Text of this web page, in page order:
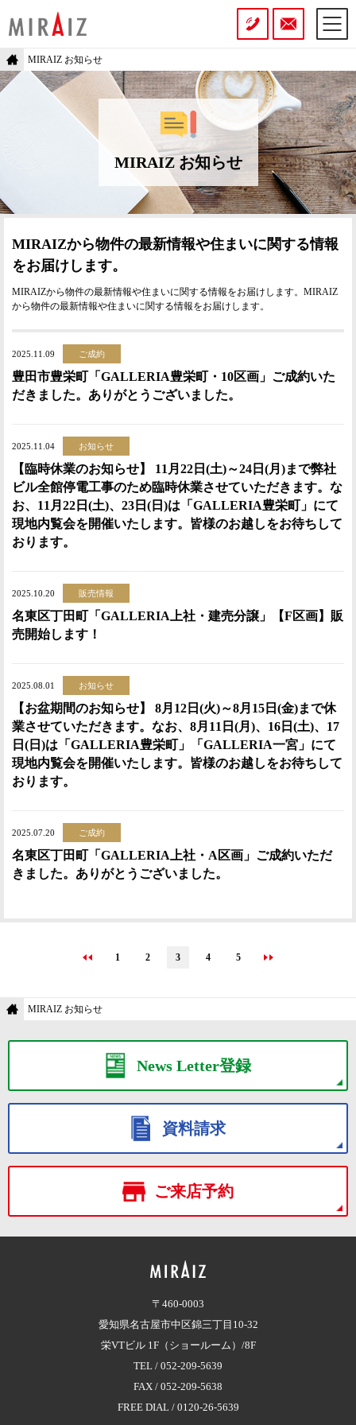
MIRAIZ お知らせ
MIRAIZ お知らせ
MIRAIZから物件の最新情報や住まいに関する情報
をお届けします。
MIRAIZから物件の最新情報や住まいに関する情報をお届けします。MIRAIZ
から物件の最新情報や住まいに関する情報をお届けします。
2025.11.09 ご成約
豊田市豊栄町「GALLERIA豊栄町・10区画」ご成約いた
だきました。ありがとうございました。
2025.11.04 お知らせ
【臨時休業のお知らせ】 11月22日(土)～24日(月)まで弊社
ビル全館停電工事のため臨時休業させていただきます。な
お、11月22日(土)、23日(日)は「GALLERIA豊栄町」にて
現地内覧会を開催いたします。皆様のお越しをお待ちして
おります。
2025.10.20 販売情報
名東区丁田町「GALLERIA上社・建売分譲」【F区画】販
売開始します！
2025.08.01 お知らせ
【お盆期間のお知らせ】 8月12日(火)～8月15日(金)まで休
業させていただきます。なお、8月11日(月)、16日(土)、17
日(日)は「GALLERIA豊栄町」「GALLERIA一宮」にて
現地内覧会を開催いたします。皆様のお越しをお待ちして
おります。
2025.07.20 ご成約
名東区丁田町「GALLERIA上社・A区画」ご成約いただ
きました。ありがとうございました。
1 2 3 4 5
MIRAIZ お知らせ
News Letter登録
資料請求
ご来店予約
〒460-0003
愛知県名古屋市中区錦三丁目10-32
栄VTビル 1F（ショールーム）/8F
TEL / 052-209-5639
FAX / 052-209-5638
FREE DIAL / 0120-26-5639